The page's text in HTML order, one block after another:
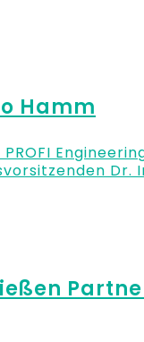
Hamm
Dr.